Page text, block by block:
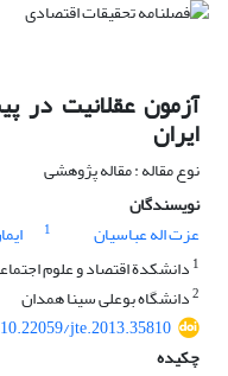
آزمون عقلانیت در
ایران
نوع مقاله : مقاله پژوهشی
نویسندگان
عزت اله عباسیان
1
1 دانشکدة اقتصاد و علوم
2دانشگاه بوعلی سینا همدان
10.22059/jte.2013.35810
چکیده